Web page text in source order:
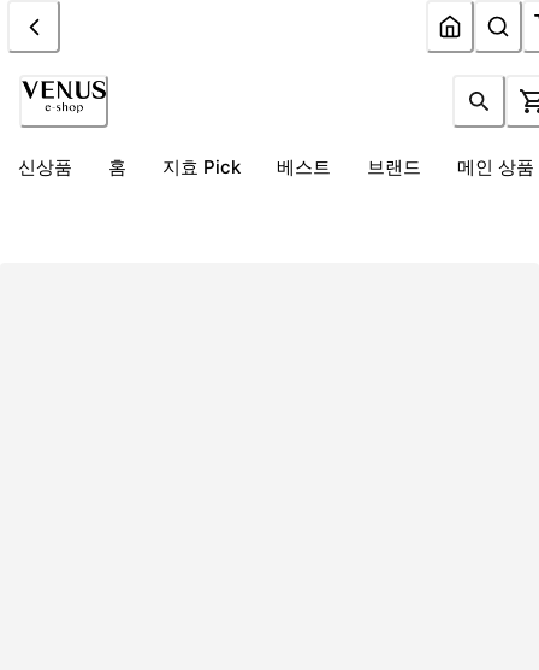
신상품 홈 지효 Pick 베스트 브랜드 메인 상품